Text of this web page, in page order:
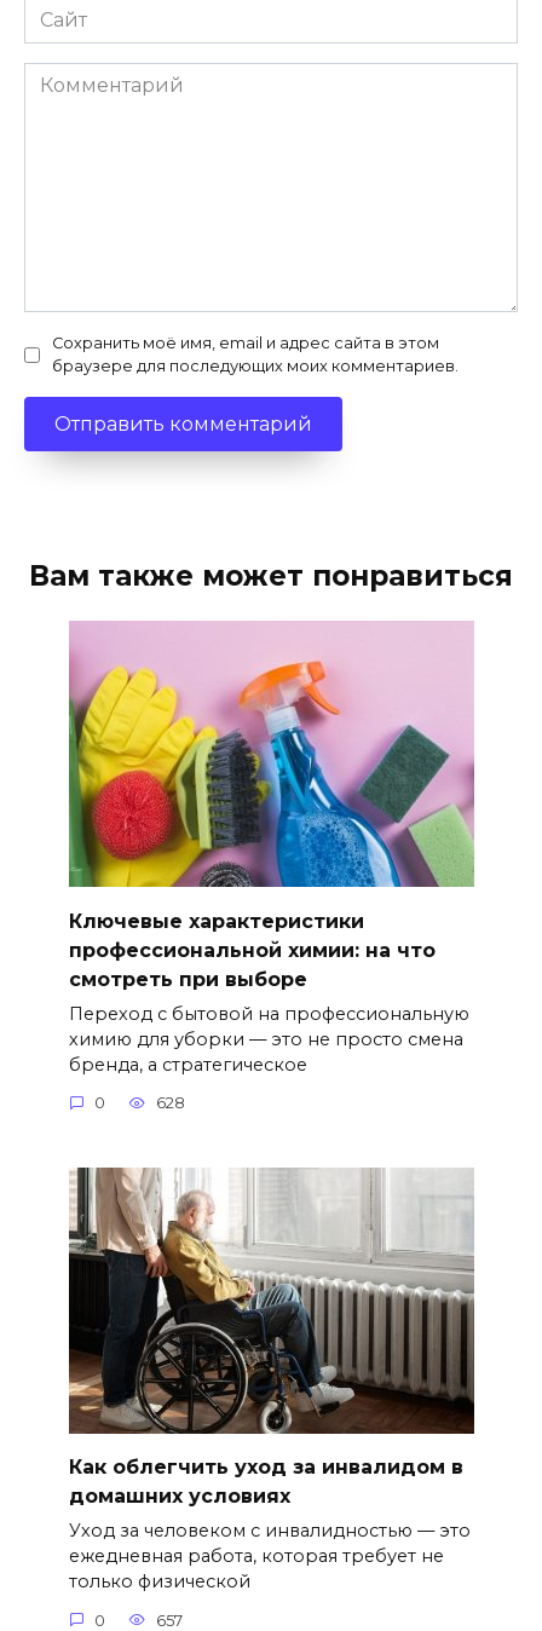
Сайт
Комментарий
Сохранить моё имя, email и адрес сайта в этом
браузере для последующих моих комментариев.
Вам также может понравиться
Ключевые характеристики
профессиональной химии: на что
смотреть при выборе
Переход с бытовой на профессиональную
химию для уборки — это не просто смена
бренда, а стратегическое
0 628
Как облегчить уход за инвалидом в
домашних условиях
Уход за человеком с инвалидностью — это
ежедневная работа, которая требует не
только физической
0 657